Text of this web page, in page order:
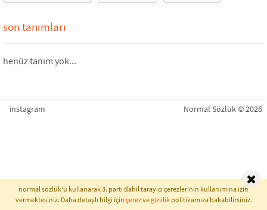
son tanımları
henüz tanım yok...
instagram Normal Sözlük © 2026
normal sözlük'ü kullanarak 3. parti dahil tarayıcı çerezlerinin kullanımına izin
vermektesiniz. Daha detaylı bilgi için çerezvegizlilikpolitikamıza bakabilirsiniz.